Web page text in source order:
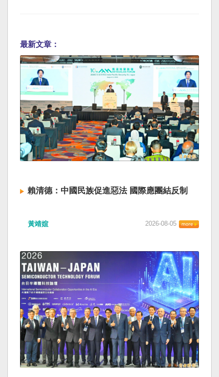
最新文章：
賴清德：中國民族促進惡法 國際應團結反制
黃靖媗 2026-08-05